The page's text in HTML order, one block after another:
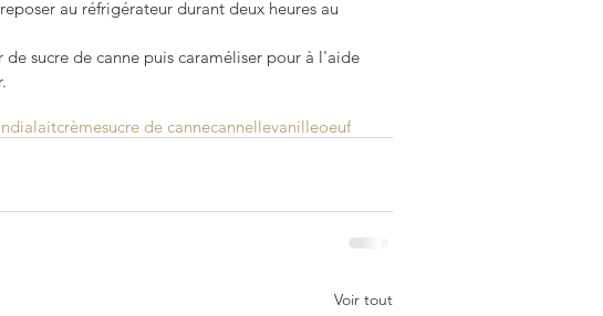
au réfrigérateur durant deux heures au
sucre de canne puis caraméliser pour à l'aide
laitcrèmesucre de cannecannellevanilleoeuf
Voir tout